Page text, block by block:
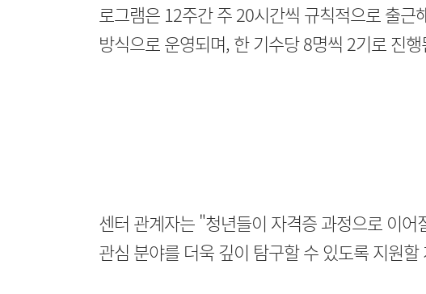
로그램은 12주간 주 20시간씩 규칙적으로 출근
방식으로 운영되며, 한 기수당 8명씩 2기로 진행
센터 관계자는 "청년들이 자격증 과정으로 이
관심 분야를 더욱 깊이 탐구할 수 있도록 지원